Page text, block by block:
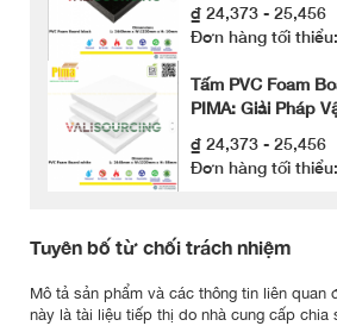
₫ 24,373 - 25,456
Đơn hàng tối
Tấm PVC Foam
PIMA: Giải Pháp
₫ 24,373 - 25,456
Đơn hàng tối
Tuyên bố từ chối trách nhiệm
Mô tả sản phẩm và các thông tin liên quan
này là tài liệu tiếp thị do nhà cung cấp chia